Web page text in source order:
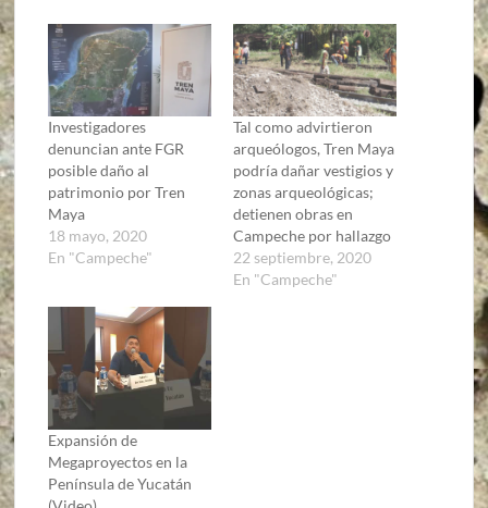
Investigadores
denuncian ante FGR
posible daño al
patrimonio por Tren
Maya
18 mayo, 2020
En "Campeche"
Tal como advirtieron
arqueólogos, Tren Maya
podría dañar vestigios y
zonas arqueológicas;
detienen obras en
Campeche por hallazgo
22 septiembre, 2020
En "Campeche"
Expansión de
Megaproyectos en la
Península de Yucatán